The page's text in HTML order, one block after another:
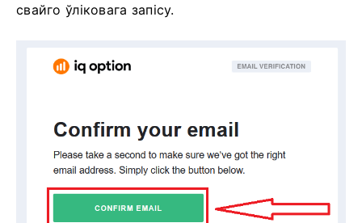
свайго ўліковага запісу.